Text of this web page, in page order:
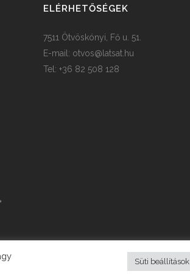
ELÉRHETŐSÉGEK
7511 Ötvöskónyi, Fő u. 51.
E-mail: otvos@latsat.hu
Tel: +36 82 508 128
Süti beállítások